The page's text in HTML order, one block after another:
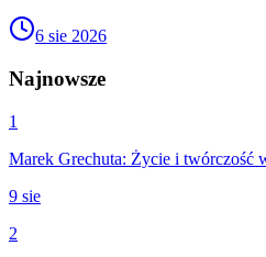
6 sie 2026
Najnowsze
1
Marek Grechuta: Życie i twórczość
9 sie
2